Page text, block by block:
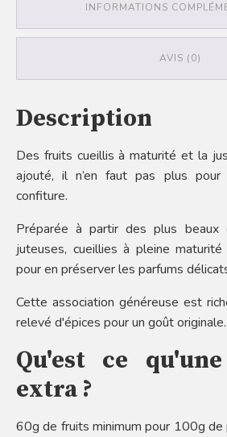
INFORMATIONS
AVIS (0)
Description
Des fruits cueillis à maturité et la
ajouté, il n’en faut pas plus pour
confiture.
Préparée à partir des plus
juteuses, cueillies à pleine
pour en préserver les parfums
Cette association généreuse est
relevé d'épices pour un goût originale.
Qu'est ce
extra ?
60g de fruits minimum pour 100g de